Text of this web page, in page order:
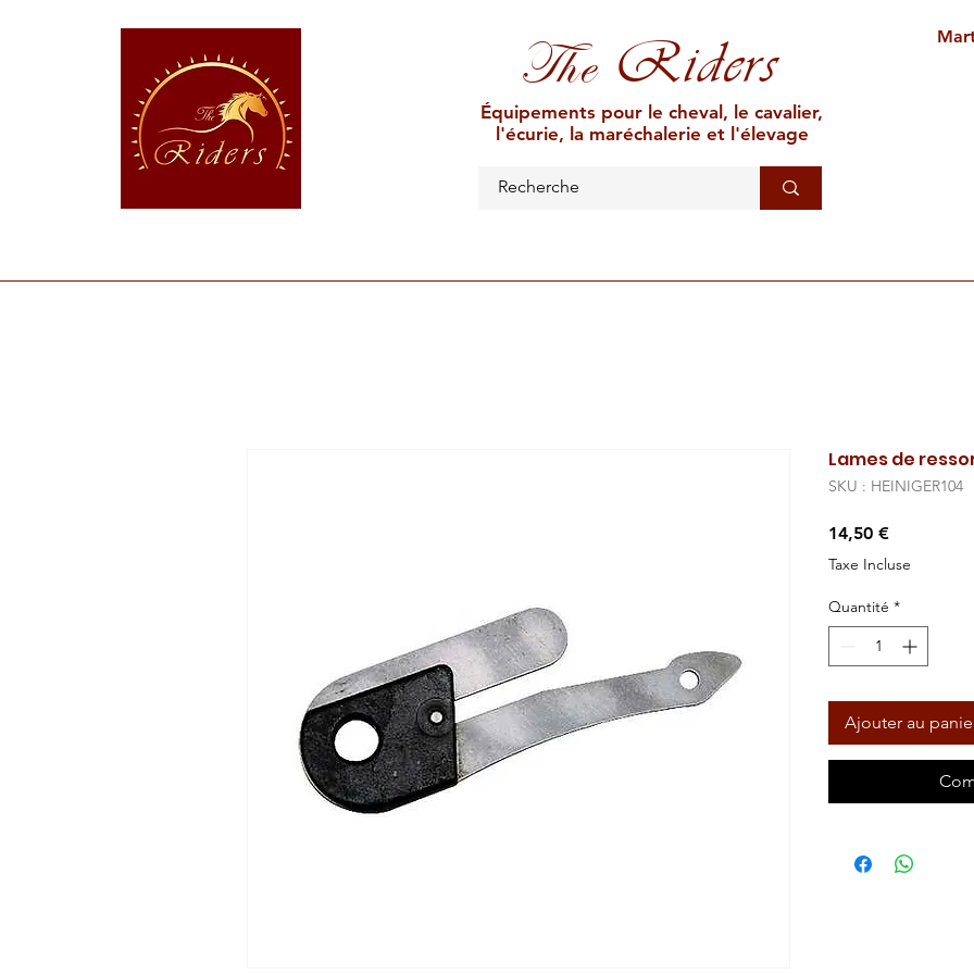
TheRiders
Équipements pour le cheval, le cavalier,
l'écurie, la maréchalerie et l'élevage
Lames de
SKU : HEINIGER104
14,50 €Prix
Taxe Incluse
Quantité *
Ajouter au